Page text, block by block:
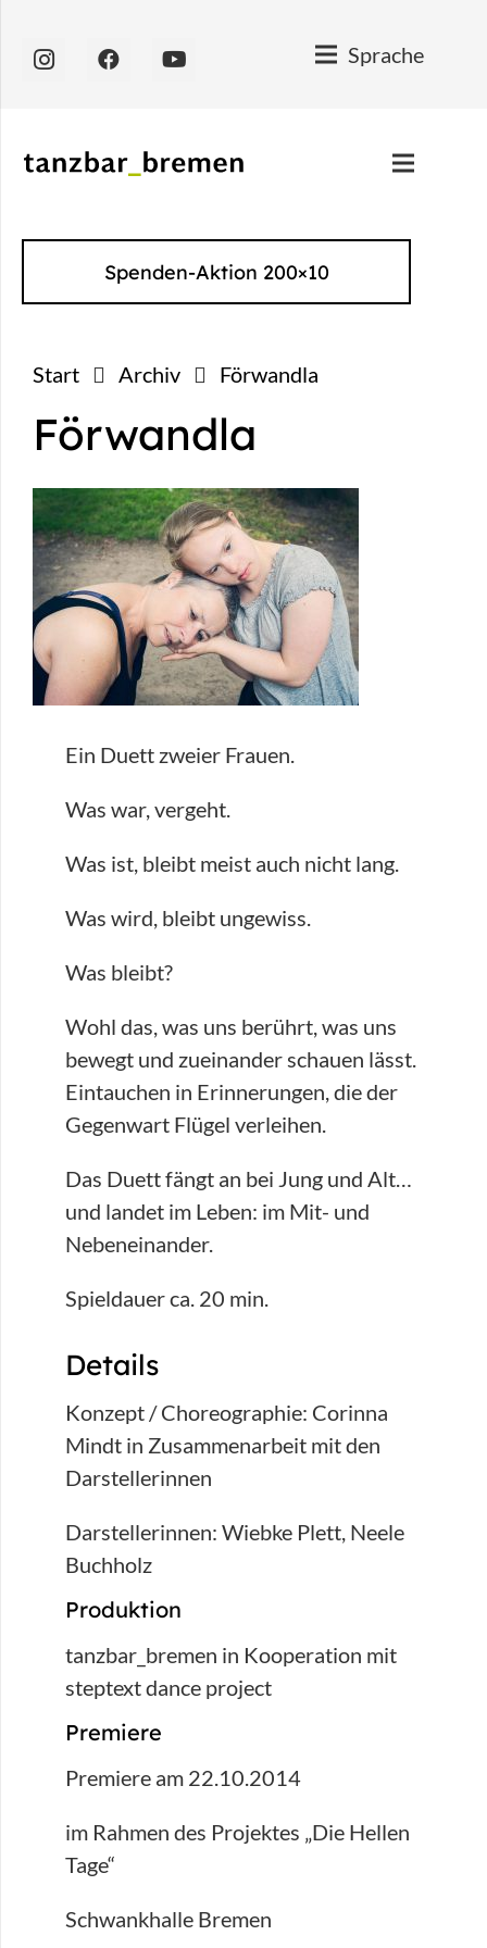
Sprache
Spenden-Aktion 200×10
Start Archiv Förwandla
Förwandla
Ein Duett zweier Frauen.
Was war, vergeht.
Was ist, bleibt meist auch nicht lang.
Was wird, bleibt ungewiss.
Was bleibt?
Wohl das, was uns berührt, was uns
bewegt und zueinander schauen lässt.
Eintauchen in Erinnerungen, die der
Gegenwart Flügel verleihen.
Das Duett fängt an bei Jung und Alt…
und landet im Leben: im Mit- und
Nebeneinander.
Spieldauer ca. 20 min.
Details
Konzept / Choreographie: Corinna
Mindt in Zusammenarbeit mit den
Darstellerinnen
Darstellerinnen: Wiebke Plett, Neele
Buchholz
Produktion
tanzbar_bremen in Kooperation mit
steptext dance project
Premiere
Premiere am 22.10.2014
im Rahmen des Projektes „Die Hellen
Tage“
Schwankhalle Bremen